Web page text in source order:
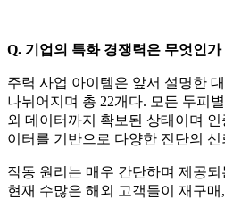
Q. 기업의 특화 경쟁력은 무엇인가
주력 사업 아이템은 앞서 설명한
나뉘어지며 총 22개다. 모든 두피
외 데이터까지 확보된 상태이며
이터를 기반으로 다양한 진단의
작동 원리는 매우 간단하며 제공
현재 수많은 해외 고객들이 재구